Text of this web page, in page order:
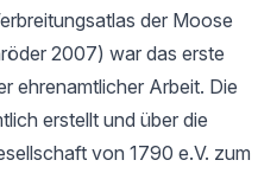
der Moose
2007) war das erste
ehrenamtlicher Arbeit. Die
erstellt und über die
von 1790 e.V. zum